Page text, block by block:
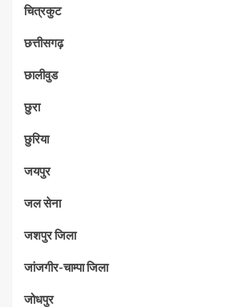
चित्रकुट
छत्तीसगढ़
छालीवुड
छुरा
छुरिया
जयपुर
जल सेना
जशपुर जिला
जांजगीर-चाम्पा जिला
जोधपुर